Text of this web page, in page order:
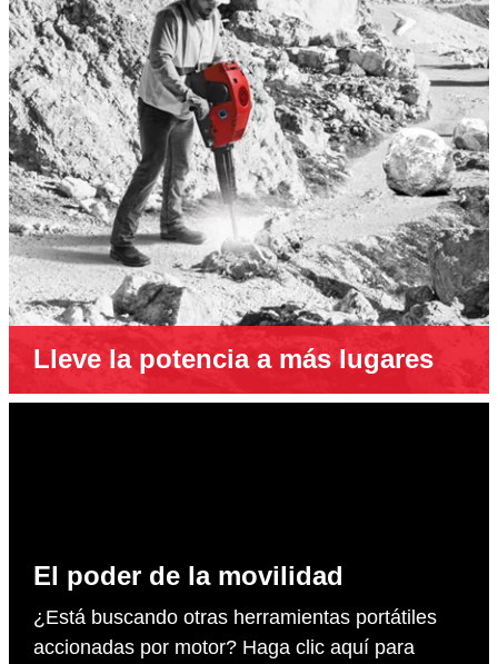
Lleve la potencia a más lugares
El poder de la movilidad
¿Está buscando otras herramientas portátiles
accionadas por motor? Haga clic aquí para